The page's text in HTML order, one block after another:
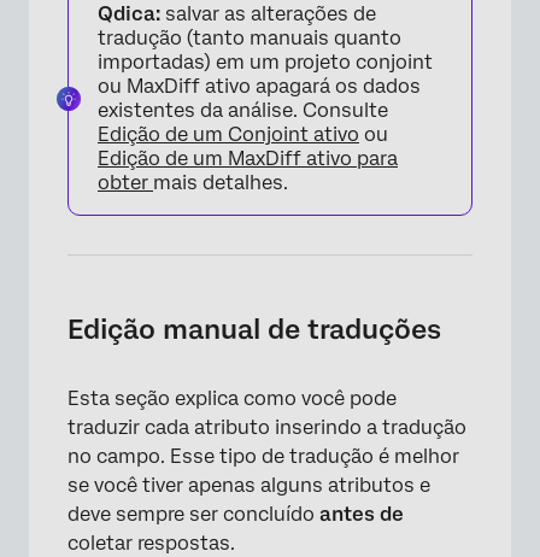
Qdica: salvar as alterações de
tradução (tanto manuais quanto
importadas) em um projeto conjoint
ou MaxDiff ativo apagará os dados
existentes da análise. Consulte
Edição de um Conjoint ativo ou
Edição de um MaxDiff ativo para
obter mais detalhes.
Edição manual de traduções
Esta seção explica como você pode
traduzir cada atributo inserindo a tradução
no campo. Esse tipo de tradução é melhor
se você tiver apenas alguns atributos e
deve sempre ser concluído antes de
coletar respostas.